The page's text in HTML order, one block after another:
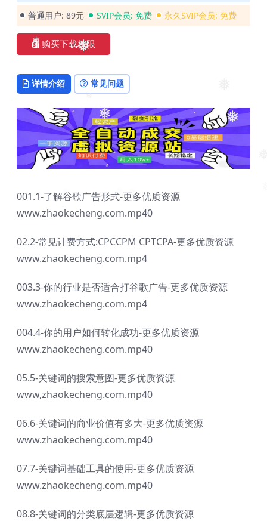
❅
❅
❅
❅
❅
❅
普通用户: 89元 SVIP会员: 免费 永久SVIP会员: 免费
购买下载权限
详情介绍 常见问题
001.1-了解谷歌广告形式-更多优质资源
www.zhaokecheng.com.mp40
02.2-常见计费方式:CPCCPM CPTCPA-更多优质资源
www.zhaokecheng.com.mp4
003.3-你的行业是否适合打谷歌广告-更多优质资源
www.zhaokecheng.com.mp4
004.4-你的用户如何转化成功-更多优质资源
www.zhaokecheng.com.mp40
05.5-关键词的搜索意图-更多优质资源
www,zhaokecheng.com.mp40
06.6-关键词的商业价值有多大-更多优质资源
www.zhaokecheng.com.mp40
07.7-关键词基础工具的使用-更多优质资源
www.zhaokecheng.com.mp40
08.8-关键词的分类底层逻辑-更多优质资源